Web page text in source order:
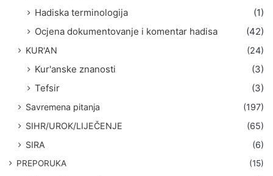
Hadiska terminologija
(1)
Ocjena dokumentovanje i komentar hadisa
(42)
KUR'AN (24)
Kur'anske znanosti
(3)
Tefsir
(3)
Savremena pitanja
(197)
SIHR/UROK/LIJEČENJE
(65)
SIRA
(6)
PREPORUKA (15)